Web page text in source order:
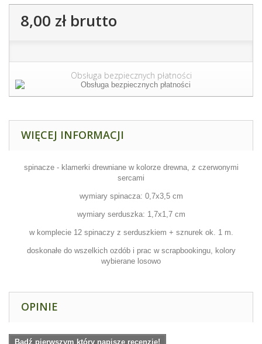
8,00 złbrutto
Obsługa bezpiecznych płatności
WIĘCEJ INFORMACJI
spinacze - klamerki drewniane w kolorze drewna, z czerwonymi
sercami
wymiary spinacza: 0,7x3,5 cm
wymiary serduszka: 1,7x1,7 cm
w komplecie 12 spinaczy z serduszkiem + sznurek ok. 1 m.
doskonałe do wszelkich ozdób i prac w scrapbookingu, kolory
wybierane losowo
OPINIE
Bądź pierwszym który napisze recenzję!